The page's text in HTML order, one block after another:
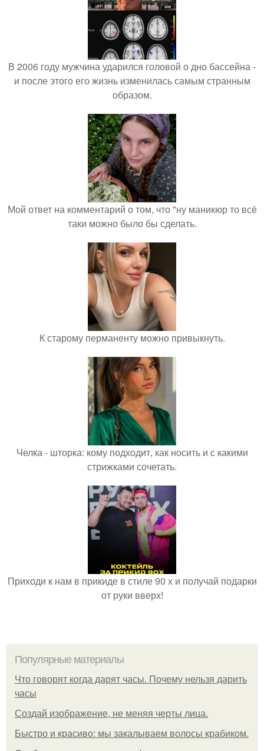
В 2006 году мужчина ударился головой о дно бассейна -
и после этого его жизнь изменилась самым странным
образом.
Мой ответ на комментарий о том, что "ну маникюр то всё
таки можно было бы сделать.
К старому перманенту можно привыкнуть.
Челка - шторка: кому подходит, как носить и с какими
стрижками сочетать.
Приходи к нам в прикиде в стиле 90 х и получай подарки
от руки вверх!
Популярные материалы
Что говорят когда дарят часы. Почему нельзя дарить
часы
Создай изображение, не меняя черты лица.
Быстро и красиво: мы закалываем волосы крабиком.